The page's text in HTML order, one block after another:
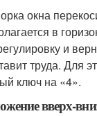
окна
в
и
труда. Для
ключ на «4».
вверх-